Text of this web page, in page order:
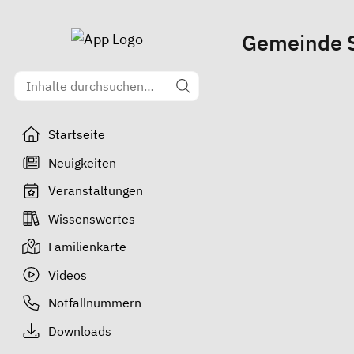
Startseite
Neuigkeiten
Veranstaltungen
Wissenswertes
Familienkarte
Videos
Notfallnummern
Downloads
Gemeinde